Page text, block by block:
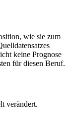
wie sie zum
keine Prognose
für diesen Beruf.
verändert.